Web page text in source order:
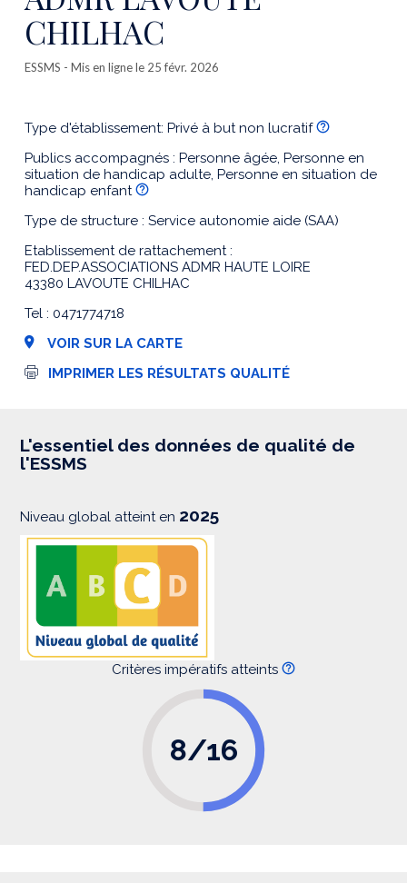
CHILHAC
ESSMS - Mis en ligne le 25 févr. 2026
Type d'établissement: Privé à but non lucratif
Publics accompagnés : Personne âgée, Personne en
situation de handicap adulte, Personne en situation de
handicap enfant
Type de structure : Service autonomie aide (SAA)
Etablissement de rattachement :
FED.DEP.ASSOCIATIONS ADMR HAUTE LOIRE
43380 LAVOUTE CHILHAC
Tel : 0471774718
VOIR SUR LA CARTE
I
s
i
IMPRIMER LES RÉSULTATS QUALITÉ
L'essentiel des données de qualité de
l'ESSMS
Niveau global atteint en 2025
Critères impératifs atteints
8/16